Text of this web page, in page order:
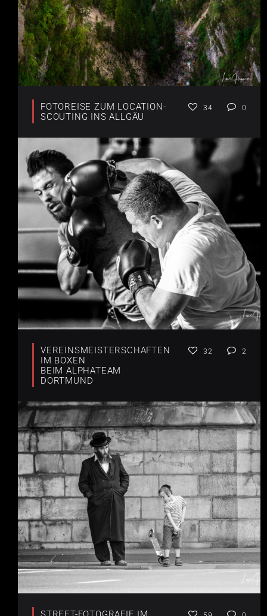
FOTOREISE ZUM LOCATION-
SCOUTING INS ALLGÄU
34 0
VEREINSMEISTERSCHAFTEN
IM BOXEN
BEIM ALPHATEAM
DORTMUND
32 2